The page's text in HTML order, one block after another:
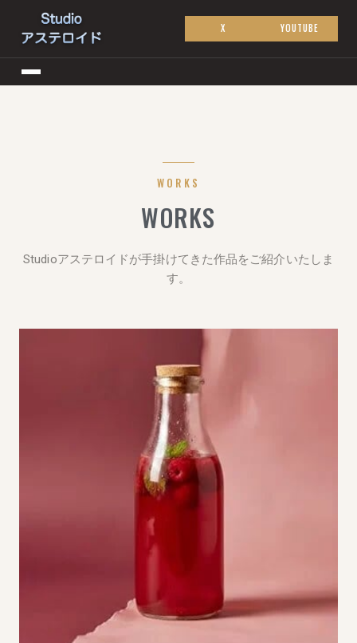
X YOUTUBE
WORKS
WORKS
Studioアステロイドが手掛けてきた作品をご紹介いたしま
す。